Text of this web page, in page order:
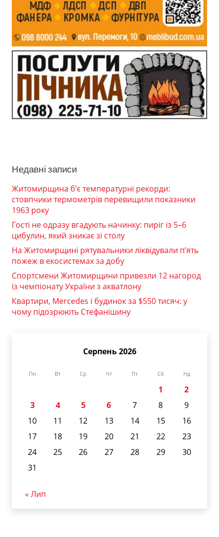
Недавні записи
Житомирщина б’є температурні рекорди:
стовпчики термометрів перевищили показники
1963 року
Гості не одразу вгадують начинку: пиріг із 5–6
цибулин, який зникає зі столу
На Житомирщині рятувальники ліквідували п’ять
пожеж в екосистемах за добу
Спортсмени Житомирщини привезли 12 нагород
із чемпіонату України з акватлону
Квартири, Mercedes і будинок за $550 тисяч: у
чому підозрюють Стефанішину
Серпень 2026
Пн Вт Ср Чт Пт Сб Нд
1
2
3
4 5 6 7 8
9
10
11 12 13 14 15
16
17
18 19 20 21 22
23
24
25 26 27 28 29
30
31
« Лип